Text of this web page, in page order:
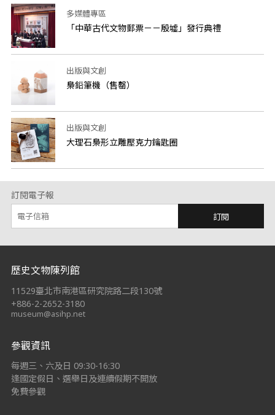
多媒體專區
「中華古代文物郵票－－殷墟」發行典禮
出版與文創
梟鉛筆機（售罄）
出版與文創
大理石梟形立雕壓克力鑰匙圈
訂閱電子報
訂閱
:::
歷史文物陳列館
11529臺北市南港區研究院路二段130號
+886-2-2652-3180
museum@asihp.net
參觀資訊
每週三、六及日 09:30-16:30
逢國定假日、選舉日及連續假期不開放
免費參觀